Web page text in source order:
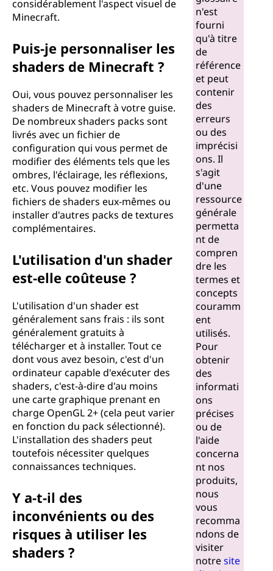
considérablement l'aspect visuel de
Minecraft.
Puis-je personnaliser les
shaders de Minecraft ?
Oui, vous pouvez personnaliser les
shaders de Minecraft à votre guise.
De nombreux shaders packs sont
livrés avec un fichier de
configuration qui vous permet de
modifier des éléments tels que les
ombres, l'éclairage, les réflexions,
etc. Vous pouvez modifier les
fichiers de shaders eux-mêmes ou
installer d'autres packs de textures
complémentaires.
L'utilisation d'un shader
est-elle coûteuse ?
L'utilisation d'un shader est
généralement sans frais : ils sont
généralement gratuits à
télécharger et à installer. Tout ce
dont vous avez besoin, c'est d'un
ordinateur capable d'exécuter des
shaders, c'est-à-dire d'au moins
une carte graphique prenant en
charge OpenGL 2+ (cela peut varier
en fonction du pack sélectionné).
L'installation des shaders peut
toutefois nécessiter quelques
connaissances techniques.
Y a-t-il des
inconvénients ou des
risques à utiliser les
shaders ?
n'est
fourni
qu'à titre
de
référence
et peut
contenir
des
erreurs
ou des
imprécisi
ons. Il
s'agit
d'une
ressource
générale
permetta
nt de
compren
dre les
termes et
concepts
couramm
ent
utilisés.
Pour
obtenir
des
informati
ons
précises
ou de
l'aide
concerna
nt nos
produits,
nous
vous
recomma
ndons de
visiter
notresite